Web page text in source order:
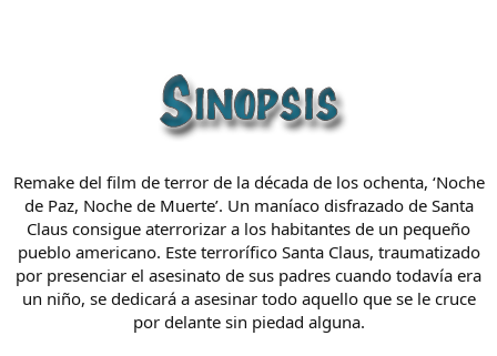
Remake del film de terror de la década de los ochenta, ‘Noche
de Paz, Noche de Muerte’. Un maníaco disfrazado de Santa
Claus consigue aterrorizar a los habitantes de un pequeño
pueblo americano. Este terrorífico Santa Claus, traumatizado
por presenciar el asesinato de sus padres cuando todavía era
un niño, se dedicará a asesinar todo aquello que se le cruce
por delante sin piedad alguna.